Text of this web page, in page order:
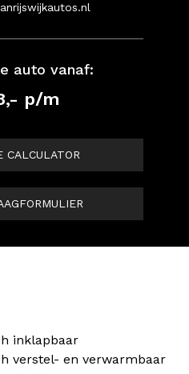
auto vanaf:
p/m
CALCULATOR
inklapbaar
verstel- en verwarmbaar